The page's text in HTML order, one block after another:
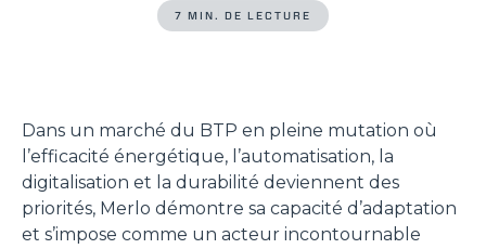
7 MIN. DE LECTURE
Dans un marché du BTP en pleine mutation où
l’efficacité énergétique, l’automatisation, la
digitalisation et la durabilité deviennent des
priorités, Merlo démontre sa capacité d’adaptation
et s’impose comme un acteur incontournable